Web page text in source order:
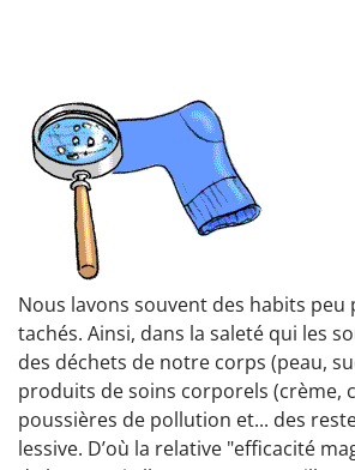
Nous lavons souvent des habits peu
tachés. Ainsi, dans la saleté qui les
des déchets de notre corps (peau,
produits de soins corporels (crème,
poussières de pollution et... des
lessive. D’où la relative "efficacité